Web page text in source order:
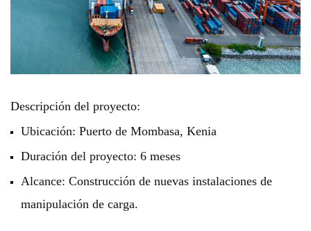
Descripción del proyecto:
Ubicación: Puerto de Mombasa, Kenia
Duración del proyecto: 6 meses
Alcance: Construcción de nuevas instalaciones de
manipulación de carga.